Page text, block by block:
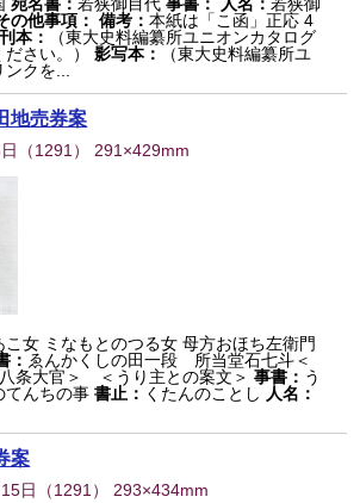
の他事項： 備考：本紙は「こ函」正応 4
刊本：
（東大史料編纂所ユニオンカタログ
さい。）
影写本：
（東大史料編纂所ユ
クを...
地売券案
（1291 ） 291×429mm
こ女 ミなもとのつる女 母方おほち左衛門
： ゑんかくしの田一段 所当堂石七斗＜
条大官＞ ＜うり主との案文＞ 事書： う
てんちの事書止： くたんのことし 人名：
案
日 （1291 ） 293×434mm